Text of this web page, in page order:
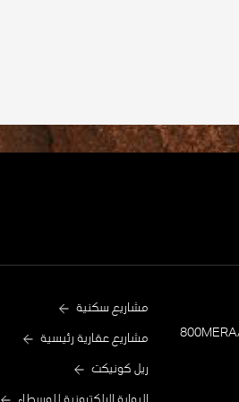
Project
Footer
مشاريع سكنية
مشاريع عقارية رئيسية
ريل كونيكت
البوابة الإلكترونية للوسطاء